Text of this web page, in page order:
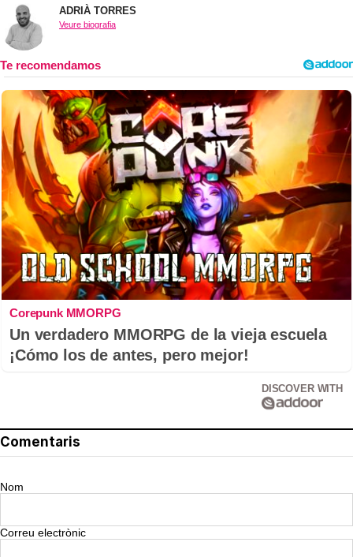
ADRIÀ TORRES
Veure biografia
Corepunk MMORPG
Un verdadero MMORPG de la vieja escuela
¡Cómo los de antes, pero mejor!
DISCOVER WITH
Comentaris
Nom
Correu electrònic